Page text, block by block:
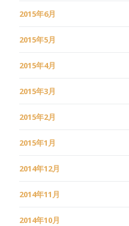
2015年6月
2015年5月
2015年4月
2015年3月
2015年2月
2015年1月
2014年12月
2014年11月
2014年10月